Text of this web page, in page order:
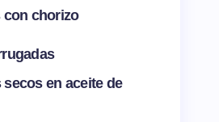
con chorizo
secos en aceite de